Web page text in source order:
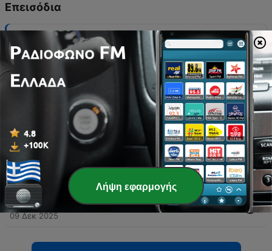
Επεισόδια
Συνέντευξη: Blue Sky TV, Πληθωρισμός στο 5,4%
09 Μάιος 2026
58 -
ΨΕΥΡΩ! Το Ψηφιακό Ευρώ έρχεται και θα αλλάξει
πολλά!
Τι είναι το High Frequency Trading;
12 Δεκ 2025
56 - Τι πραγματικά ονομάζουμε "δημόσια αγαθά";
10 Δεκ 2025
55 - Ποιος πληρώνει ό,τι μας δίνει το κράτος δωρεάν;
09 Δεκ 2025
Λήψη εφαρμογής